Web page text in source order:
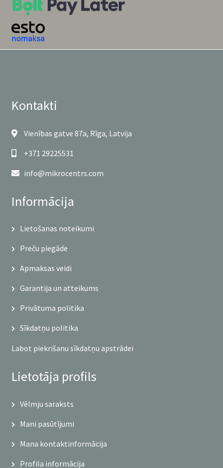
Kontakti
Vienības gatve 87a, Rīga, Latvija
+371 29225531
info@mikrocentrs.com
Informācija
Lietošanas noteikumi
Preču piegāde
Apmaksas veidi
Garantija un atteikums
Privātuma politika
Sīkdatņu politika
Labot piekrišanu sīkdatņu apstrādei
Lietotāja profils
Vēlmju saraksts
Mani pasūtījumi
Mana kontaktinformācija
Profila informācija